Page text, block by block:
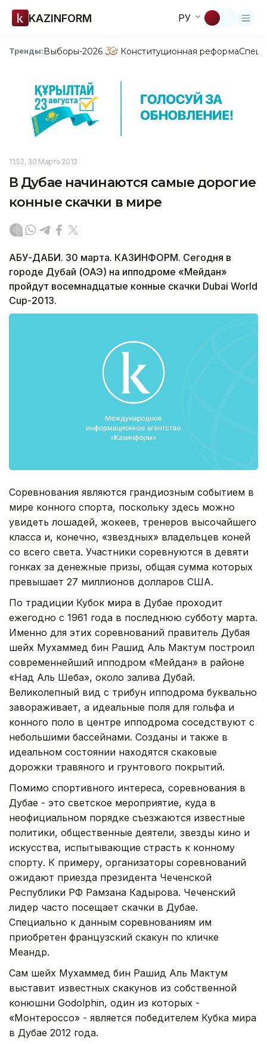
KAZINFORM РУ
Тренды:Выборы-2026 Конституционная реформа
11:52, 30 Марта 2013
В Дубае начинаются самые дорогие
конные скачки в мире
АБУ-ДАБИ. 30 марта. КАЗИНФОРМ. Сегодня в
городе Дубай (ОАЭ) на ипподроме «Мейдан»
пройдут восемнадцатые конные скачки Dubai World
Cup-2013.
Соревнования являются грандиозным событием в
мире конного спорта, поскольку здесь можно
увидеть лошадей, жокеев, тренеров высочайшего
класса и, конечно, «звездных» владельцев коней
со всего света. Участники соревнуются в девяти
гонках за денежные призы, общая сумма которых
превышает 27 миллионов долларов США.
По традиции Кубок мира в Дубае проходит
ежегодно с 1961 года в последнюю субботу марта.
Именно для этих соревнований правитель Дубая
шейх Мухаммед бин Рашид Аль Мактум построил
современнейший ипподром «Мейдан» в районе
«Над Аль Шеба», около залива Дубай.
Великолепный вид с трибун ипподрома буквально
завораживает, а идеальные поля для гольфа и
конного поло в центре ипподрома соседствуют с
небольшими бассейнами. Созданы и также в
идеальном состоянии находятся скаковые
дорожки травяного и грунтового покрытий.
Помимо спортивного интереса, соревнования в
Дубае - это светское мероприятие, куда в
неофициальном порядке съезжаются известные
политики, общественные деятели, звезды кино и
искусства, испытывающие страсть к конному
спорту. К примеру, организаторы соревнований
ожидают приезда президента Чеченской
Республики РФ Рамзана Кадырова. Чеченский
лидер часто посещает скачки в Дубае.
Специально к данным соревнованиям им
приобретен французский скакун по кличке
Меандр.
Сам шейх Мухаммед бин Рашид Аль Мактум
выставит известных скакунов из собственной
конюшни Godolphin, один из которых -
«Монтероссо» - является победителем Кубка мира
в Дубае 2012 года.